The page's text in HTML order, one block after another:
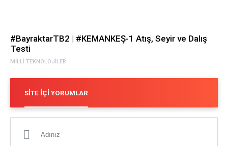
MILLI TEKNOLOJILER
#BayraktarTB2 | #KEMANKEŞ-1 Atış, Seyir ve Dalış
Testi
SITE İÇI YORUMLAR